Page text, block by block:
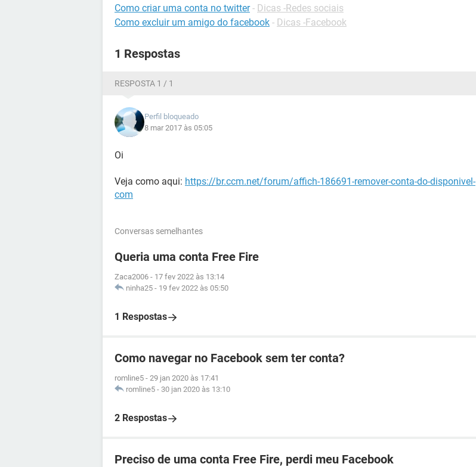
Como criar uma conta no twitter - Dicas -Redes sociais
Como excluir um amigo do facebook - Dicas -Facebook
1 Respostas
RESPOSTA 1 / 1
Perfil bloqueado
8 mar 2017 às 05:05
Oi
Veja como aqui: https://br.ccm.net/forum/affich-186691-remover-conta-do-disponivel-
com
Conversas semelhantes
Queria uma conta Free Fire
Zaca2006 - 17 fev 2022 às 13:14
ninha25 - 19 fev 2022 às 05:50
1 Respostas
Como navegar no Facebook sem ter conta?
romline5 - 29 jan 2020 às 17:41
romline5 - 30 jan 2020 às 13:10
2 Respostas
Preciso de uma conta Free Fire, perdi meu Facebook